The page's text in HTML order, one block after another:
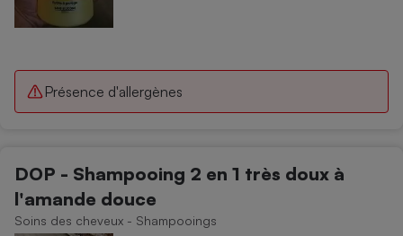
Présence d'allergènes
DOP - Shampooing 2 en 1 très doux à
l'amande douce
Soins des cheveux - Shampooings